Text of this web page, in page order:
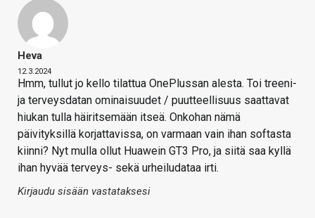
Heva
12.3.2024
Hmm, tullut jo kello tilattua OnePlussan alesta. Toi treeni-
ja terveysdatan ominaisuudet / puutteellisuus saattavat
hiukan tulla häiritsemään itseä. Onkohan nämä
päivityksillä korjattavissa, on varmaan vain ihan softasta
kiinni? Nyt mulla ollut Huawein GT3 Pro, ja siitä saa kyllä
ihan hyvää terveys- sekä urheiludataa irti.
Kirjaudu sisään vastataksesi